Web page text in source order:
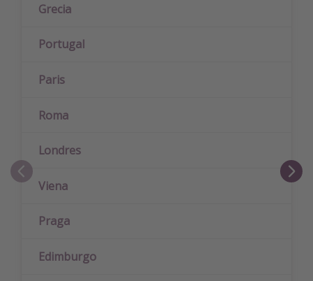
Grecia
Portugal
Paris
Roma
Londres
Viena
Praga
Edimburgo